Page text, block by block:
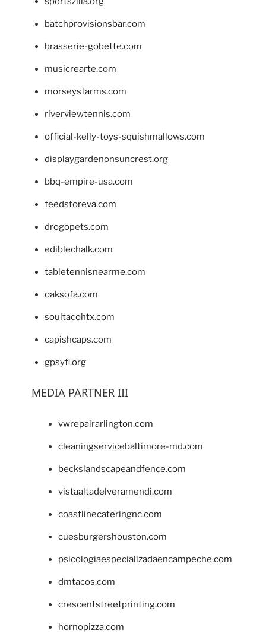
batchprovisionsbar.com
brasserie-gobette.com
musicrearte.com
morseysfarms.com
riverviewtennis.com
official-kelly-toys-squishmallows.com
displaygardenonsuncrest.org
bbq-empire-usa.com
feedstoreva.com
drogopets.com
ediblechalk.com
tabletennisnearme.com
oaksofa.com
soultacohtx.com
capishcaps.com
gpsyfl.org
MEDIA PARTNER III
vwrepairarlington.com
cleaningservicebaltimore-md.com
beckslandscapeandfence.com
vistaaltadelveramendi.com
coastlinecateringnc.com
cuesburgershouston.com
psicologiaespecializadaencampeche.com
dmtacos.com
crescentstreetprinting.com
hornopizza.com